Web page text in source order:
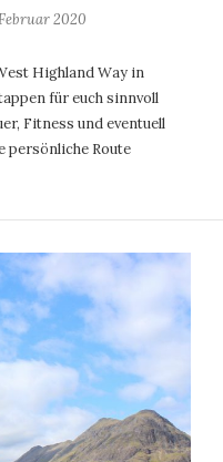
2020
Highland Way in
für euch sinnvoll
Fitness und eventuell
persönliche Route